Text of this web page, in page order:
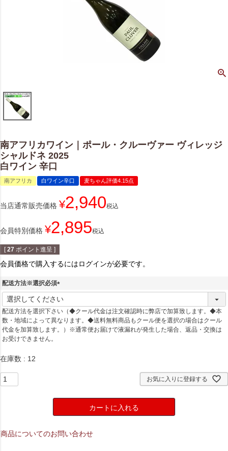
南アフリカワイン｜ポール・クルーヴァー ヴィレッジ
シャルドネ 2025
白ワイン 辛口
南アフリカ 白ワイン辛口 麦ちゃん評価4.15点
当店通常販売価格 ¥2,940税込
会員特別価格 ¥2,895税込
[ 27 ポイント進呈 ]
会員価格で購入するにはログインが必要です。
配送方法※選択必須
(
必
須
)
配送方法を選択下さい（◆クール代金は注文確認時に弊店で加算致します。◆本
数・地域によって異なります。◆送料無料商品もクール便を選択の場合はクール
代金を加算致します。）※通常便お届けで液漏れが発生した場合、返品・交換は
お受けできません。
在庫数 12
お気に入りに登録する
カートに入れる
商品についてのお問い合わせ